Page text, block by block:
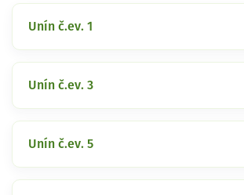
Unín č.ev. 1
Unín č.ev. 3
Unín č.ev. 5